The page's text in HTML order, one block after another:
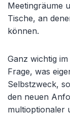
Meetingräume
Tische, an
können.
Ganz wichtig
Frage, was
Selbstzweck,
den neuen
multioptionaler